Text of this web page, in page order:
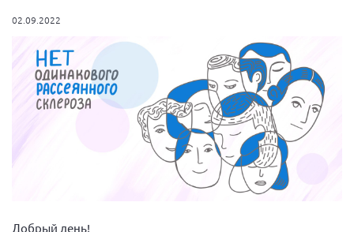
Общероссийская РС
Алтайский край
Архангельская область
02.09.2022
Добрый день!